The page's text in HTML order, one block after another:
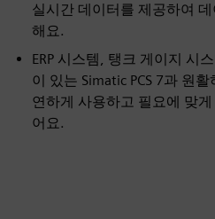
실시간 데이터를 제공하여
해요.
ERP 시스템, 탱크 게이지 시
이 있는 Simatic PCS 7과 원
연하게 사용하고 필요에 맞
어요.